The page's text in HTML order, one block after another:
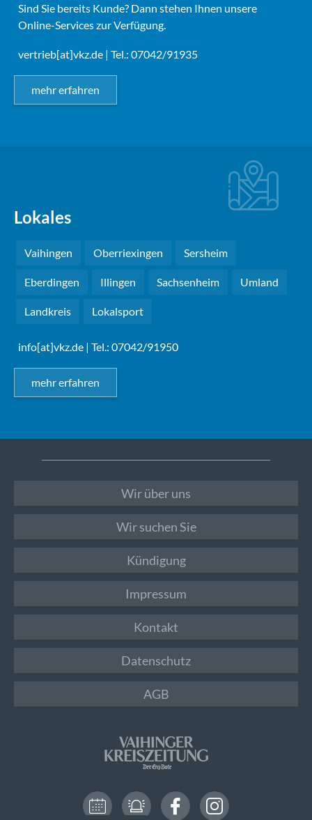
Sind Sie bereits Kunde? Dann stehen Ihnen unsere
Online-Services zur Verfügung.
vertrieb[at]vkz.de | Tel.: 07042/91935
mehr erfahren
Lokales
Vaihingen Oberriexingen Sersheim
Eberdingen Illingen Sachsenheim Umland
Landkreis Lokalsport
info[at]vkz.de | Tel.: 07042/91950
mehr erfahren
Wir über uns
Wir suchen Sie
Kündigung
Impressum
Kontakt
Datenschutz
AGB